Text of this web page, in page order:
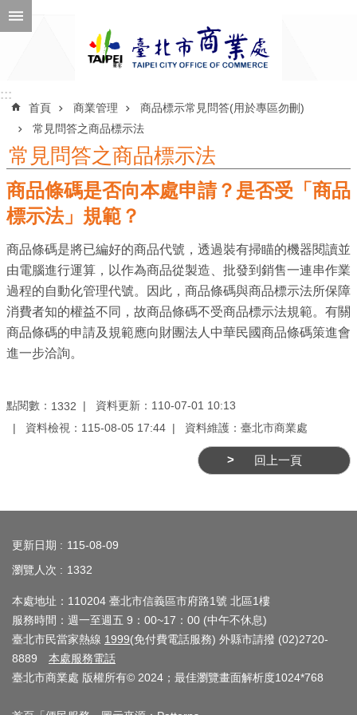
跳到主要內容區塊
公
告
訊
機
關
介
紹
業
資
訊
公
司
及
商
業
登
記
::::::
首頁 商業管理
商品標示常見問答(用於專區勿刪)
常見問答之商品標示法
常見問答之商品標示法
商品條碼是否向本處申請？是否受「商品
標示法」規範？
商品條碼是將已編好的商品代號，透過裝有掃瞄的機器閱讀並
由電腦進行運算，以作為商品從製造、批發到銷售一連串作業
過程的自動化管理代號。因此，商品條碼與商品標示法所保障
消費者知的權益不同，故商品條碼不受商品標示法規範。有關
商品條碼的申請及規範應向財團法人中華民國商品條碼策進會
進一步洽詢。
點閱數： 1332
資料更新：110-07-01 10:13
資料檢視：115-08-05 17:44
資料維護：臺北市商業處
回上一頁
更新日期
115-08-09
瀏覽人次
1332
本處地址：110204 臺北市信義區市府路1號 北區1樓
服務時間：週一至週五 9：00~17：00 (中午不休息)
臺北市民當家熱線 1999(免付費電話服務) 外縣市請撥 (02)2720-
8889 本處服務電話
臺北市商業處 版權所有© 2024；最佳瀏覽畫面解析度1024*768